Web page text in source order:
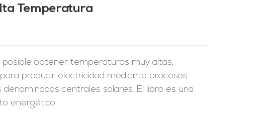
Temperatura
posible obtener temperaturas muy altas,
producir electricidad mediante procesos
centrales solares. El libro es una
energético